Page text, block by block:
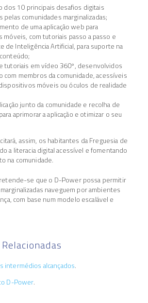
dos 10 principais desafios digitais
comunidades marginalizadas;
de uma aplicação web para
com tutoriais passo a passo e
de Inteligência Artificial, para suporte na
tutoriais em vídeo 360º, desenvolvidos
com membros da comunidade, acessíveis
móveis ou óculos de realidade
junto da comunidade e recolha de
aprimorar a aplicação e otimizar o seu
assim, os habitantes da Freguesia de
a literacia digital acessível e fomentando
na comunidade.
se que o D-Power possa permitir
naveguem por ambientes
com base num modelo escalável e
intermédios alcançados.
D-Power.